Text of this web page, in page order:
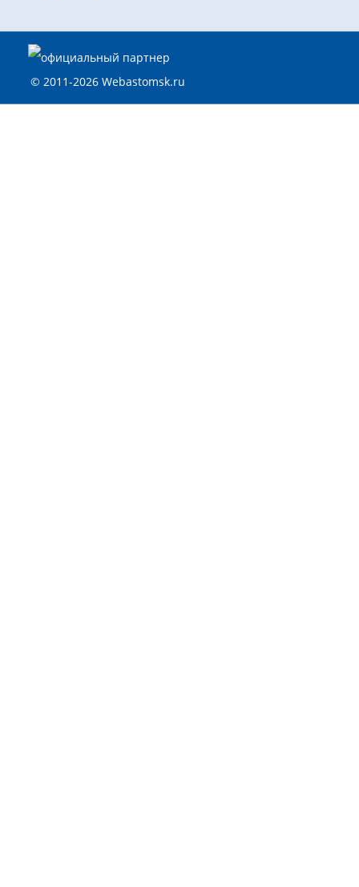
© 2011-2026 Webastomsk.ru